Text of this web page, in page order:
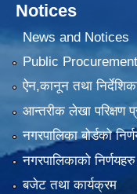
Notices
News and Notices
Public
ऐन,कानून तथा
आन्तरीक लेखा परिक्षण
नगरपालिका बोर्डको
नगरपालिकाको निर्णयहरु
बजेट तथा कार्यक्रम